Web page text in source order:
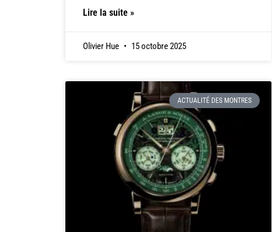
Lire la suite »
Olivier Hue 15 octobre 2025
ACTUALITÉ DES MONTRES